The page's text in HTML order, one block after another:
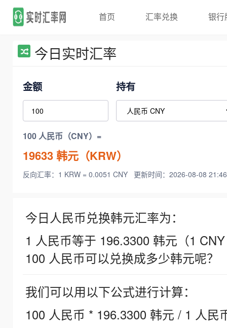
首页 汇率兑换 银行
今日实时汇率
金额 持有
100 人民币（CNY）=
19633韩元（KRW）
反向汇率：1 KRW = 0.0051 CNY 更新时间：2026-08-08
今日人民币兑换韩元汇率为：
1 人民币等于 196.3300 韩元（1
100 人民币可以兑换成多少韩元呢？
我们可以用以下公式进行计算：
100 人民币 * 196.3300 韩元 / 1 人民